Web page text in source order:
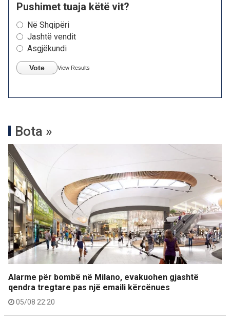
Pushimet tuaja këtë vit?
Në Shqipëri
Jashtë vendit
Asgjëkundi
Vote View Results
Bota »
Alarme për bombë në Milano, evakuohen gjashtë
qendra tregtare pas një emaili kërcënues
05/08 22:20